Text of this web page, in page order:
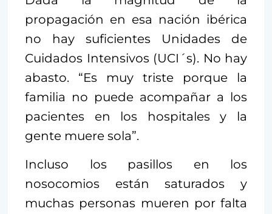
propagación en esa nación ibérica
no hay suficientes Unidades de
Cuidados Intensivos (UCI´s). No hay
abasto. “Es muy triste porque la
familia no puede acompañar a los
pacientes en los hospitales y la
gente muere sola”.
Incluso los pasillos en los
nosocomios están saturados y
muchas personas mueren por falta